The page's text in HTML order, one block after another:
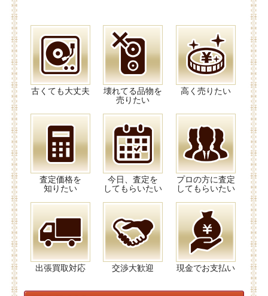
古くても大丈夫
壊れてる品物を
売りたい
高く売りたい
査定価格を
知りたい
今日、査定を
してもらいたい
プロの方に査定
してもらいたい
出張買取対応 交渉大歓迎 現金でお支払い